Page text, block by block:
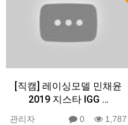
[직캠] 레이싱모델 민채윤
2019 지스타 IGG …
관리자 0 1,787